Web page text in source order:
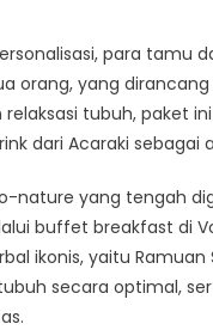
para tamu
orang, yang
tubuh, paket
dari Acaraki
yang tengah
buffet breakfast di
ikonis, yaitu
secara optimal,